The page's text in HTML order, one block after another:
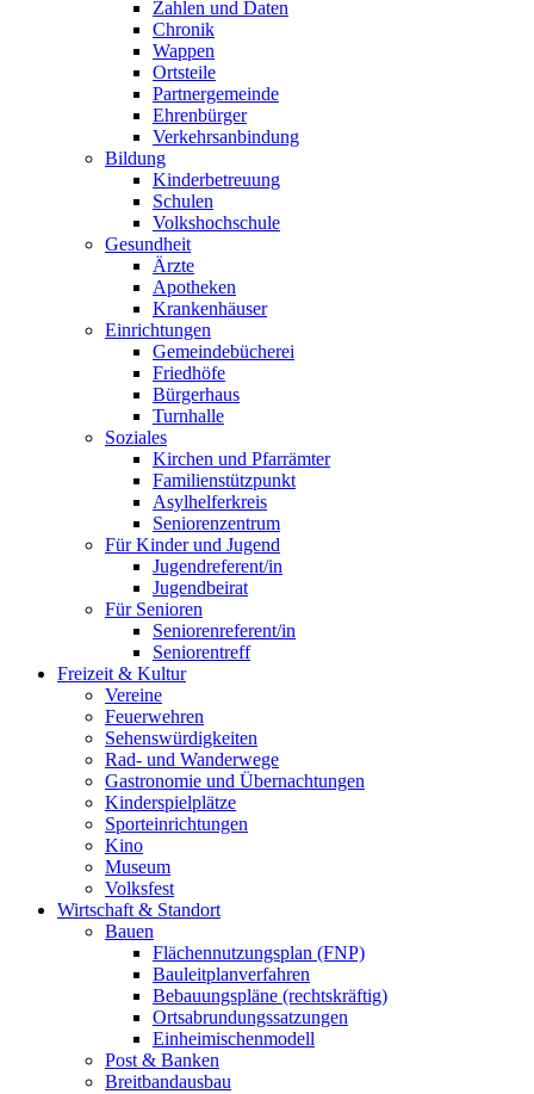
Zahlen und Daten
Chronik
Wappen
Ortsteile
Partnergemeinde
Ehrenbürger
Verkehrsanbindung
Bildung
Kinderbetreuung
Schulen
Volkshochschule
Gesundheit
Ärzte
Apotheken
Krankenhäuser
Einrichtungen
Gemeindebücherei
Friedhöfe
Bürgerhaus
Turnhalle
Soziales
Kirchen und Pfarrämter
Familienstützpunkt
Asylhelferkreis
Seniorenzentrum
Für Kinder und Jugend
Jugendreferent/in
Jugendbeirat
Für Senioren
Seniorenreferent/in
Seniorentreff
Freizeit & Kultur
Vereine
Feuerwehren
Sehenswürdigkeiten
Rad- und Wanderwege
Gastronomie und Übernachtungen
Kinderspielplätze
Sporteinrichtungen
Kino
Museum
Volksfest
Wirtschaft & Standort
Bauen
Flächennutzungsplan (FNP)
Bauleitplanverfahren
Bebauungspläne (rechtskräftig)
Ortsabrundungssatzungen
Einheimischenmodell
Post & Banken
Breitbandausbau